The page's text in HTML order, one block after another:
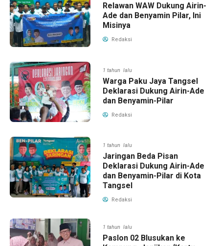
Relawan WAW Dukung Airin-
Ade dan Benyamin Pilar, Ini
Misinya
Redaksi
1 tahun lalu
Warga Paku Jaya Tangsel
Deklarasi Dukung Airin-Ade
dan Benyamin-Pilar
Redaksi
1 tahun lalu
Jaringan Beda Pisan
Deklarasi Dukung Airin-Ade
dan Benyamin-Pilar di Kota
Tangsel
Redaksi
1 tahun lalu
Paslon 02 Blusukan ke